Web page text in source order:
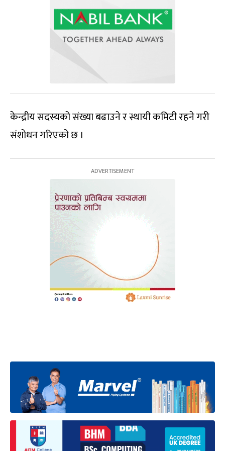
केन्द्रीय सदस्यको संख्या बढाउने र स्थायी कमिटी रहने गरी
संशोधन गरिएको छ ।